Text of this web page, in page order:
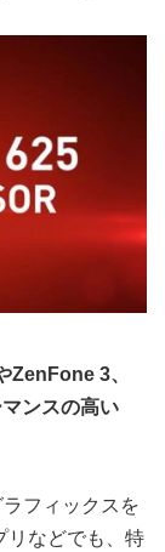
3、
ンスの高い
フィックスを
リなどでも、特